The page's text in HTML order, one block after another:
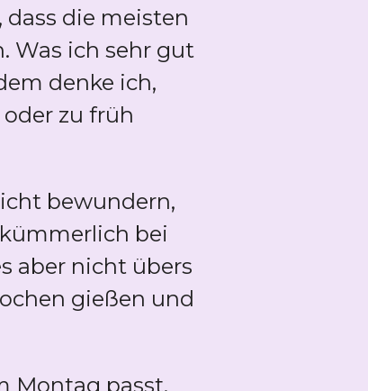
die meisten
Was ich sehr gut
denke ich,
zu früh
bewundern,
bei
aber nicht übers
gießen und
Montag passt.